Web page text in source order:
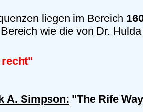
liegen im Bereich
wie die von Dr.
recht"
A. Simpson: "The Rife